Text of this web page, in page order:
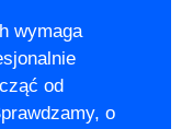
wymaga
od
o